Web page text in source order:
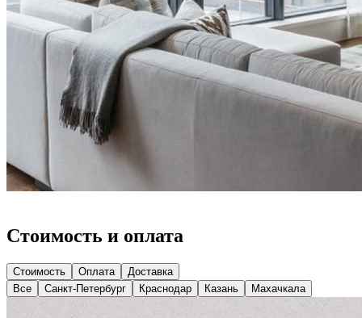
Стоимость и оплата
Стоимость Оплата
Доставка
Все
Санкт-Петербург Краснодар Казань Махачкала